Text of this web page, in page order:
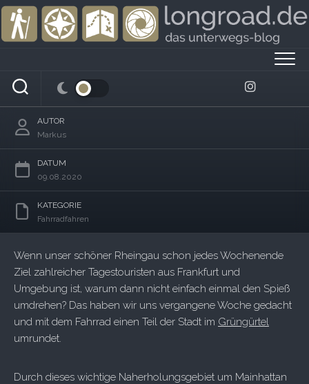
Skip
content
Stadtrundfahrt im Grünen – der Frankfurter
GrünGürtel-Radrundweg
AUTOR
Markus
DATUM
09.08.2020
KATEGORIE
Fahrradfahren
Wenn unser schöner Rheingau schon jedes Wochenende
Ziel zahlreicher Tagestouristen aus Frankfurt und
Umgebung ist, warum dann nicht einfach einmal den Spieß
umdrehen? Das haben wir uns vergangene Woche gedacht
und mit dem Fahrrad einen Teil der Stadt im Grüngürtel
umrundet.
Durch dieses wichtige Naherholungsgebiet um Mainhattan